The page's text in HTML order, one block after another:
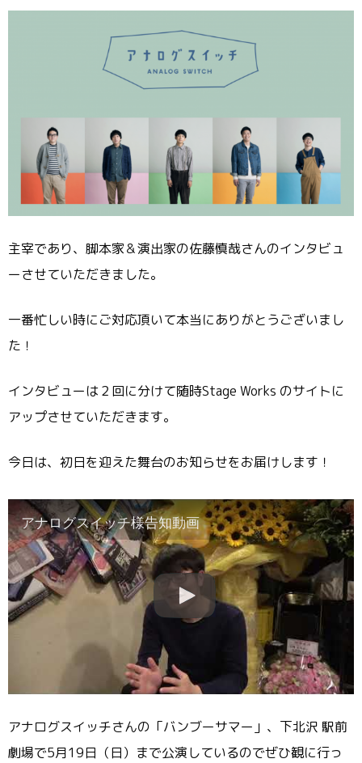
主宰であり、脚本家＆演出家の佐藤慎哉さんのインタビュ
ーさせていただきました。
一番忙しい時にご対応頂いて本当にありがとうございまし
た！
インタビューは２回に分けて随時Stage Works のサイトに
アップさせていただきます。
今日は、初日を迎えた舞台のお知らせをお届けします！
アナログスイッチ様告知動画
アナログスイッチさんの「バンブーサマー」、下北沢 駅前
劇場で5月19日（日）まで公演しているのでぜひ観に行っ